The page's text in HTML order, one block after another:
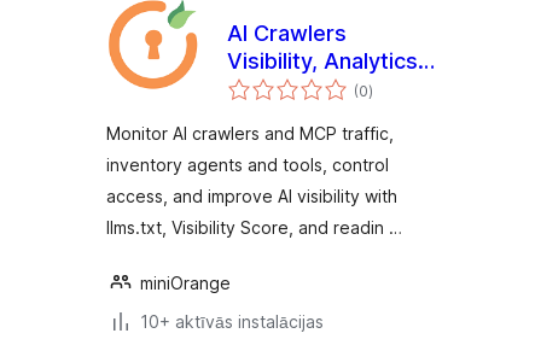
AI Crawlers
Visibility, Analytics
& Control
(0vērtējumu
kopsumma
)
Monitor AI crawlers and MCP traffic,
inventory agents and tools, control
access, and improve AI visibility with
llms.txt, Visibility Score, and readin …
miniOrange
10+ aktīvās instalācijas